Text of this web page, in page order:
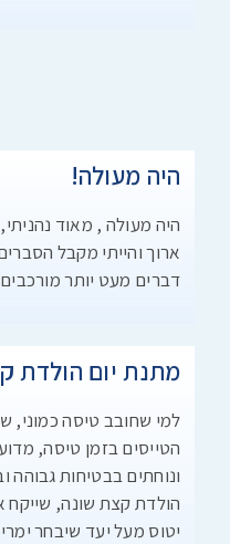
היה מעולה!
היה מעולה , מאוד
ארוך והייתי מקבל
דברים מעט יותר
מתנת יום הולדת
למי שחובב טיסה
הטייסים בזמן טיסה,
ונוחתים בבטיחות
הולדת קצת שונה,
יטוס מעל יעד שיבחר